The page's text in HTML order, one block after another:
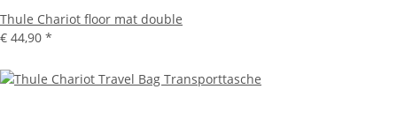
Thule Chariot floor mat double
€ 44,90 *